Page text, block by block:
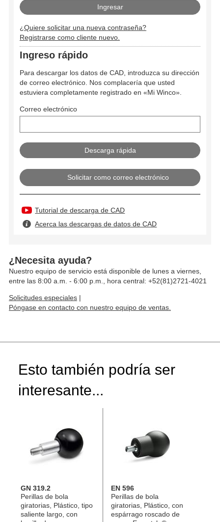
¿Quiere solicitar una nueva contraseña?
Registrarse como cliente nuevo.
Ingreso rápido
Para descargar los datos de CAD, introduzca su dirección
de correo electrónico. Nos complacería que usted
estuviera completamente registrado en «Mi Winco».
Correo electrónico
Solicitar como correo electrónico
Tutorial de descarga de CAD
Acerca las descargas de datos de CAD
¿Necesita ayuda?
Nuestro equipo de servicio está disponible de lunes a viernes,
entre las 8:00 a.m. - 6:00 p.m., hora central: +52(81)2721-4021
Solicitudes especiales |
Póngase en contacto con nuestro equipo de ventas.
Esto también podría ser
interesante...
GN 319.2
Perillas de bola
giratorias, Plástico, tipo
saliente largo, con
EN 596
Perillas de bola
giratorias, Plástico, con
espárrago roscado de